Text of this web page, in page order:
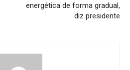
energética de forma gradual,
diz presidente